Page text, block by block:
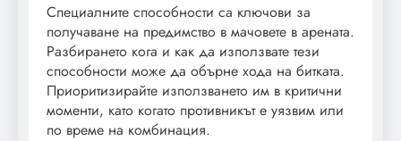
Специалните способности са ключови за
получаване на предимство в мачовете в арената.
Разбирането кога и как да използвате тези
способности може да обърне хода на битката.
Приоритизирайте използването им в критични
моменти, като когато противникът е уязвим или
по време на комбинация.